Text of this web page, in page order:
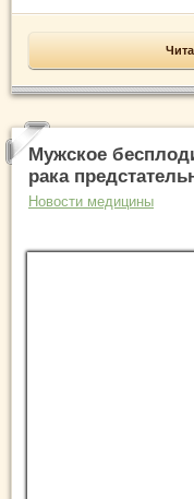
Мужское
рака
Новости медицины